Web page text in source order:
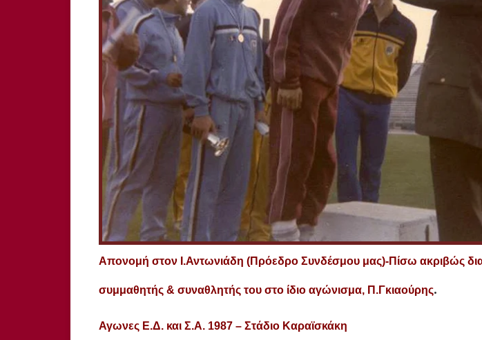
Απονομή στον Ι.Αντωνιάδη (Πρόεδρο Συνδέσμου μας)-Πίσω ακριβώς
συμμαθητής & συναθλητής του στο ίδιο αγώνισμα, Π.Γκιαούρης.
Αγωνες Ε.Δ. και Σ.Α. 1987 – Στάδιο Καραϊσκάκη